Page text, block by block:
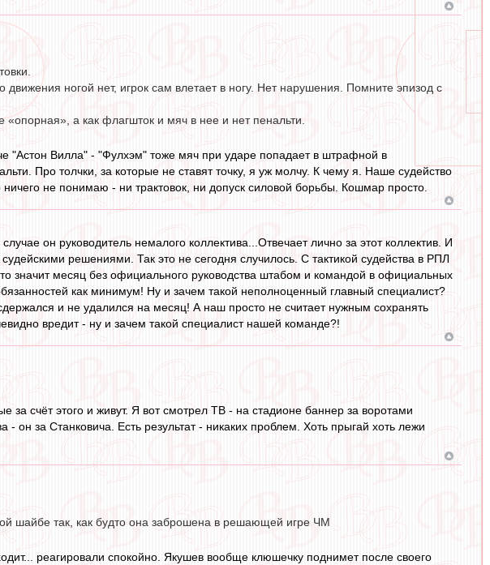
ногой нет, игрок сам влетает в ногу. Нет нарушения. Помните эпизод с
а как флагшток и мяч в нее и нет пенальти.
"Астон Вилла" - "Фулхэм" тоже мяч при ударе попадает в штрафной в
Про толчки, за которые не ставят точку, я уж молчу. К чему я. Наше судейство
не понимаю - ни трактовок, ни допуск силовой борьбы. Кошмар просто.
он руководитель немалого коллектива...Отвечает лично за этот коллектив. И
решениями. Так это не сегодня случилось. С тактикой судейства в РПЛ
значит месяц без официального руководства штабом и командой в официальных
как минимум! Ну и зачем такой неполноценный главный специалист?
и не удалился на месяц! А наш просто не считает нужным сохранять
вредит - ну и зачем такой специалист нашей команде?!
за счёт этого и живут. Я вот смотрел ТВ - на стадионе баннер за воротами
он за Станковича. Есть результат - никаких проблем. Хоть прыгай хоть лежи
шайбе так, как будто она заброшена в решающей игре ЧМ
реагировали спокойно. Якушев вообще клюшечку поднимет после своего